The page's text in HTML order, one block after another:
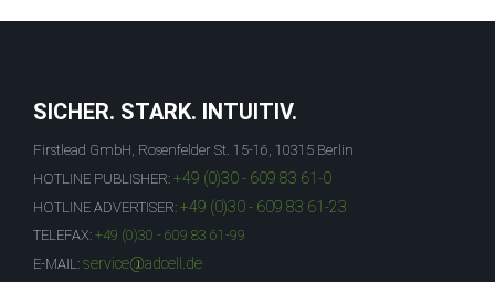
SICHER. STARK. INTUITIV.
Firstlead GmbH, Rosenfelder St. 15-16, 10315 Berlin
HOTLINE PUBLISHER: +49 (0)30 - 609 83 61-0
HOTLINE ADVERTISER: +49 (0)30 - 609 83 61-23
TELEFAX: +49 (0)30 - 609 83 61-99
E-MAIL: service@adcell.de